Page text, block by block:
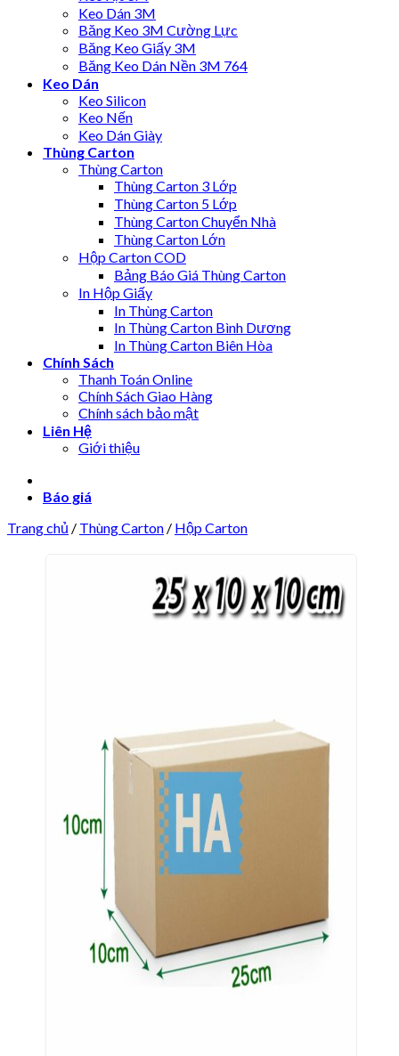
Keo Dán 3M
Băng Keo 3M Cường Lực
Băng Keo Giấy 3M
Băng Keo Dán Nền 3M 764
Keo Dán
Keo Silicon
Keo Nến
Keo Dán Giày
Thùng Carton
Thùng Carton
Thùng Carton 3 Lớp
Thùng Carton 5 Lớp
Thùng Carton Chuyển Nhà
Thùng Carton Lớn
Hộp Carton COD
Bảng Báo Giá Thùng Carton
In Hộp Giấy
In Thùng Carton
In Thùng Carton Bình Dương
In Thùng Carton Biên Hòa
Chính Sách
Thanh Toán Online
Chính Sách Giao Hàng
Chính sách bảo mật
Liên Hệ
Giới thiệu
Báo giá
Trang chủ / Thùng Carton / Hộp Carton